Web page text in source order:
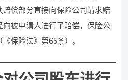
偿部分直接向保险公司请求赔
被申请人进行了赔偿，保险公
保险法》第65条）。